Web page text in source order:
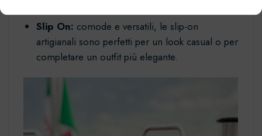
Slip On: comode e versatili, le slip-on
artigianali sono perfetti per un look casual o per
completare un outfit più elegante.